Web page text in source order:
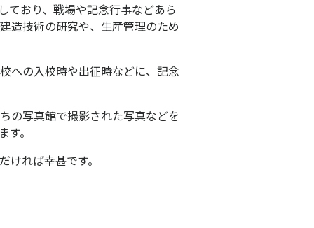
ており、戦場や記念行事などあら
造技術の研究や、生産管理のため
への入校時や出征時などに、記念
の写真館で撮影された写真などを
。
れば幸甚です。